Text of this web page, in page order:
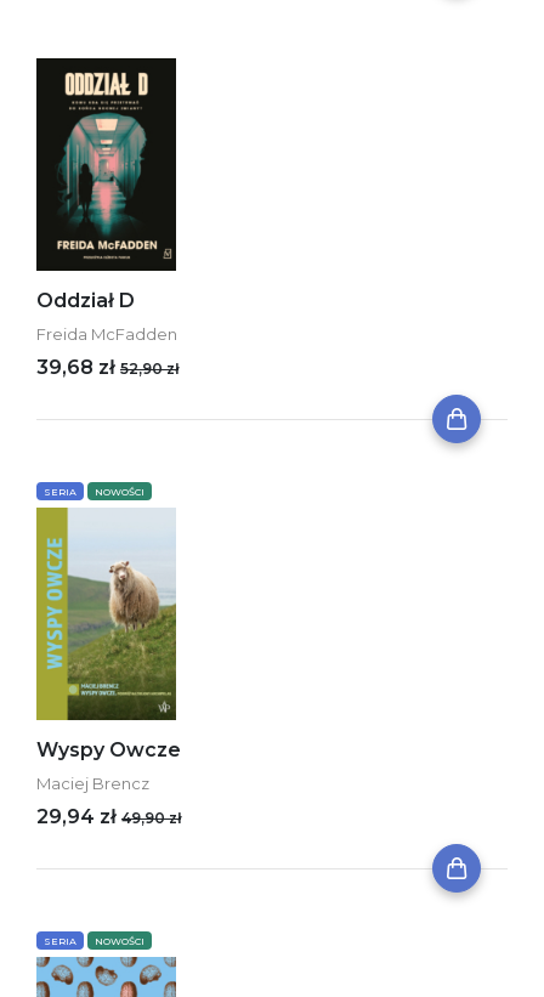
Oddział D
Freida McFadden
39,68 zł 52,90 zł
SERIA NOWOŚCI
Wyspy Owcze
Maciej Brencz
29,94 zł 49,90 zł
SERIA NOWOŚCI